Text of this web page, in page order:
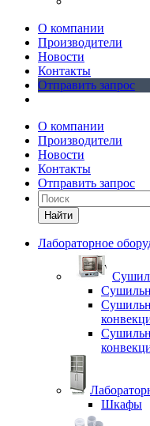
О компании
Производители
Новости
Контакты
Отправить запрос
О компании
Производители
Новости
Контакты
Отправить запрос
Найти
Лабораторное
Шкафы